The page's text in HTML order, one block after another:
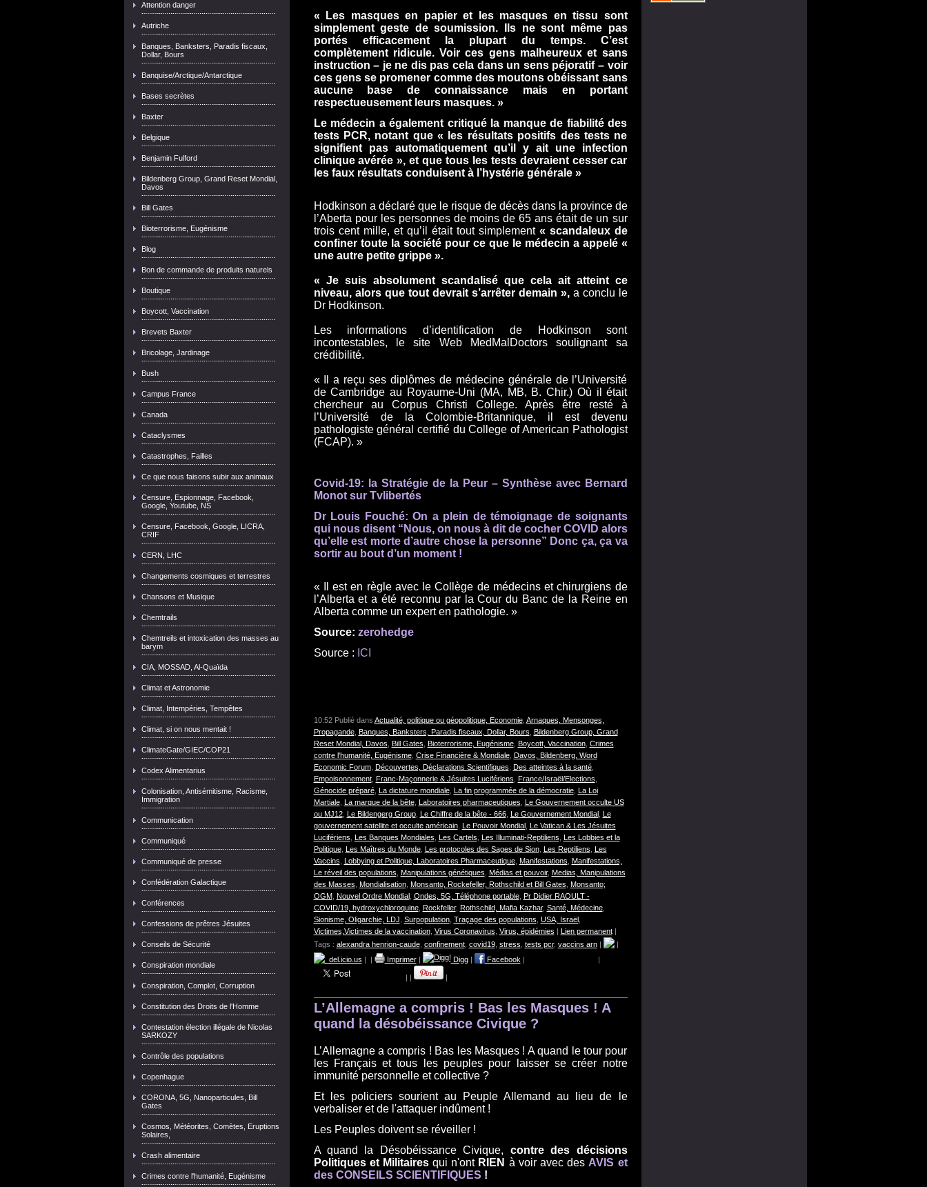
Attention danger
Autriche
Banques, Banksters, Paradis fiscaux,
Dollar, Bours
Banquise/Arctique/Antarctique
Bases secrètes
Baxter
Belgique
Benjamin Fulford
Bildenberg Group, Grand Reset Mondial,
Davos
Bill Gates
Bioterrorisme, Eugénisme
Blog
Bon de commande de produits naturels
Boutique
Boycott, Vaccination
Brevets Baxter
Bricolage, Jardinage
Bush
Campus France
Canada
Cataclysmes
Catastrophes, Failles
Ce que nous faisons subir aux animaux
Censure, Espionnage, Facebook,
Google, Youtube, NS
Censure, Facebook, Google, LICRA,
CRIF
CERN, LHC
Changements cosmiques et terrestres
Chansons et Musique
Chemtrails
Chemtreils et intoxication des masses au
barym
CIA, MOSSAD, Al-Quaïda
Climat et Astronomie
Climat, Intempéries, Tempêtes
Climat, si on nous mentait !
ClimateGate/GIEC/COP21
Codex Alimentarius
Colonisation, Antisémitisme, Racisme,
Immigration
Communication
Communiqué
Communiqué de presse
Confédération Galactique
Conférences
Confessions de prêtres Jésuites
Conseils de Sécurité
Conspiration mondiale
Conspiration, Complot, Corruption
Constitution des Droits de l'Homme
Contestation élection illégale de Nicolas
SARKOZY
Contrôle des populations
Copenhague
CORONA, 5G, Nanoparticules, Bill
Gates
Cosmos, Météorites, Comètes, Eruptions
Solaires,
Crash alimentaire
Crimes contre l'humanité, Eugénisme
« Les masques en papier et les masques en tissu sont
simplement geste de soumission. Ils ne sont même pas
portés efficacement la plupart du temps. C’est
complètement ridicule. Voir ces gens malheureux et sans
instruction – je ne dis pas cela dans un sens péjoratif – voir
ces gens se promener comme des moutons obéissant sans
aucune base de connaissance mais en portant
respectueusement leurs masques. »
Le médecin a également critiqué la manque de fiabilité des
tests PCR, notant que « les résultats positifs des tests ne
signifient pas automatiquement qu’il y ait une infection
clinique avérée », et que tous les tests devraient cesser car
les faux résultats conduisent à l’hystérie générale »
Hodkinson a déclaré que le risque de décès dans la province de
l’Aberta pour les personnes de moins de 65 ans était de un sur
trois cent mille, et qu’il était tout simplement « scandaleux de
confiner toute la société pour ce que le médecin a appelé «
une autre petite grippe ».
« Je suis absolument scandalisé que cela ait atteint ce
niveau, alors que tout devrait s’arrêter demain »,a conclu le
Dr Hodkinson.
Les informations d’identification de Hodkinson sont
incontestables, le site Web MedMalDoctors soulignant sa
crédibilité.
« Il a reçu ses diplômes de médecine générale de l’Université
de Cambridge au Royaume-Uni (MA, MB, B. Chir.) Où il était
chercheur au Corpus Christi College. Après être resté à
l’Université de la Colombie-Britannique, il est devenu
pathologiste général certifié du College of American Pathologist
(FCAP). »
Covid-19: la Stratégie de la Peur – Synthèse avec Bernard
Monot sur Tvlibertés
Dr Louis Fouché: On a plein de témoignage de soignants
qui nous disent “Nous, on nous à dit de cocher COVID alors
qu’elle est morte d’autre chose la personne” Donc ça, ça va
sortir au bout d’un moment !
« Il est en règle avec le Collège de médecins et chirurgiens de
l’Alberta et a été reconnu par la Cour du Banc de la Reine en
Alberta comme un expert en pathologie. »
Source: zerohedge
Source : ICI
10:52 Publié dans Actualité, politique ou géopolitique, Economie, Arnaques, Mensonges,
Propagande, Banques, Banksters, Paradis fiscaux, Dollar, Bours Bildenberg Group, Grand
Reset Mondial, Davos Bill Gates Bioterrorisme, Eugénisme, Boycott, Vaccination, Crimes
contre l'humanité, Eugénisme, Crise Financière & Mondiale, Davos, Bildenberg, Word
Economic Forum, Découvertes, Déclarations Scientifiques Des atteintes à la santé,
Empoisonnement, Franc-Maçonnerie & Jésuites Lucifériens France/Israël/Elections
Génocide préparé, La dictature mondiale, La fin programmée de la démocratie, La Loi
Martiale, La marque de la bête, Laboratoires pharmaceutiques Le Gouvernement occulte US
ou MJ12, Le Bildengerg Group, Le Chiffre de la bête - 666, Le Gouvernement Mondial, Le
gouvernement satellite et occulte américain, Le Pouvoir Mondial, Le Vatican & Les Jésuites
Lucifériens Les Banques Mondiales Les Cartels Les Illuminati-Reptiliens Les Lobbies et la
Politique, Les Maîtres du Monde, Les protocoles des Sages de Sion, Les Reptiliens Les
Vaccins Lobbying et Politique, Laboratoires Pharmaceutique, Manifestations Manifestations,
Le réveil des populations Manipulations génétiques Médias et pouvoir, Medias, Manipulations
des Masses Mondialisation, Monsanto, Rockefeller, Rothschild et Bill Gates Monsanto;
OGM, Nouvel Ordre Mondial, Ondes, 5G, Téléphone portable, Pr Didier RAOULT -
COVID/19, hydroxychloroquine, Rockfeller, Rothschild, Mafia Kazhar, Santé, Médecine,
Sionisme, Oligarchie, LDJ Surpopulation, Traçage des populations USA, Israël,
Victimes,Victimes de la vaccination, Virus Coronavirus Virus, épidémies | Lien permanent|
Tags : alexandra henrion-caude, confinement, covid19, stress tests pcr, vaccins arn|
|
del.icio.us | | Imprimer| Digg| Facebook | |
| | |
L’Allemagne a compris ! Bas les Masques ! A
quand la désobéissance Civique ?
L’Allemagne a compris ! Bas les Masques ! A quand le tour pour
les Français et tous les peuples pour laisser se créer notre
immunité personnelle et collective ?
Et les policiers sourient au Peuple Allemand au lieu de le
verbaliser et de l'attaquer indûment !
Les Peuples doivent se réveiller !
A quand la Désobéissance Civique, contre des décisions
Politiques et Militairesqui n'ont RIEN à voir avec des AVIS et
des CONSEILS SCIENTIFIQUES !